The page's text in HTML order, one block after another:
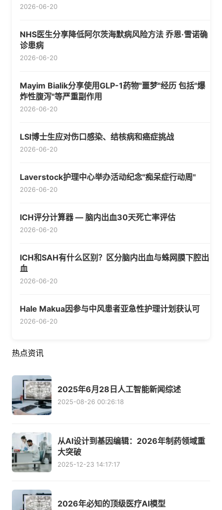
2026-06-20
NHS医生分享降低阿尔茨海默病风险方法 乔恩·雪诺确
诊患病
2026-06-20
Mayim Bialik分享使用GLP-1药物"噩梦"经历 包括"爆
炸性腹泻"等严重副作用
2026-06-20
LSI博士生应对伤口感染、结核病和癌症挑战
2026-06-20
Laverstock护理中心举办活动纪念"痴呆症行动周"
2026-06-20
ICH评分计算器 — 脑内出血30天死亡率评估
2026-06-20
ICH和SAH有什么区别？区分脑内出血与蛛网膜下腔出
血
2026-06-20
Hale Makua因参与中风患者亚急性护理计划获认可
2026-06-20
热点资讯
2025年6月28日人工智能新闻综述
2025-08-26 00:26:18
从AI设计到基因编辑：2026年制药领域重
大突破
2025-12-23 14:17:17
2026年必知的顶级医疗AI模型